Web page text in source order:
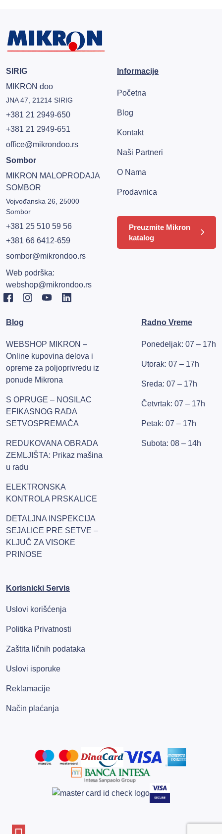
SIRIG
MIKRON doo
JNA 47, 21214 SIRIG
+381 21 2949-650
+381 21 2949-651
office@mikrondoo.rs
Sombor
MIKRON MALOPRODAJA
SOMBOR
Vojvođanska 26, 25000
Sombor
+381 25 510 59 56
+381 66 6412-659
sombor@mikrondoo.rs
Web podrška:
webshop@mikrondoo.rs
Informacije
Početna
Blog
Kontakt
Naši Partneri
O Nama
Prodavnica
Preuzmite Mikron
katalog
Blog
WEBSHOP MIKRON –
Online kupovina delova i
opreme za poljoprivredu iz
ponude Mikrona
S OPRUGE – NOSILAC
EFIKASNOG RADA
SETVOSPREMAČA
REDUKOVANA OBRADA
ZEMLJIŠTA: Prikaz mašina
u radu
ELEKTRONSKA
KONTROLA PRSKALICE
DETALJNA INSPEKCIJA
SEJALICE PRE SETVE –
KLJUČ ZA VISOKE
PRINOSE
Radno Vreme
Ponedeljak: 07 – 17h
Utorak: 07 – 17h
Sreda: 07 – 17h
Četvrtak: 07 – 17h
Petak: 07 – 17h
Subota: 08 – 14h
Korisnicki Servis
Uslovi korišćenja
Politika Privatnosti
Zaštita ličnih podataka
Uslovi isporuke
Reklamacije
Način plaćanja